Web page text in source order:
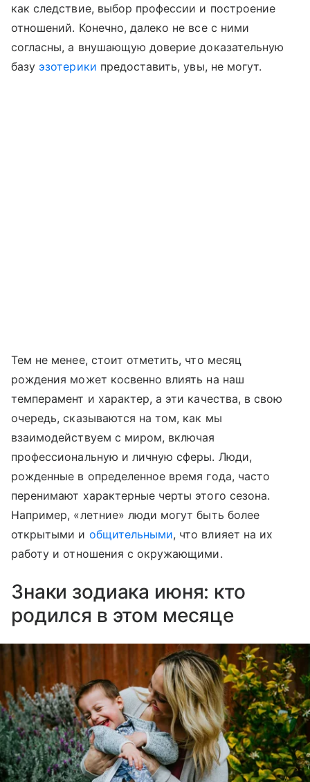
как следствие, выбор профессии и построение
отношений. Конечно, далеко не все с ними
согласны, а внушающую доверие доказательную
базу эзотерики предоставить, увы, не могут.
Тем не менее, стоит отметить, что месяц
рождения может косвенно влиять на наш
темперамент и характер, а эти качества, в свою
очередь, сказываются на том, как мы
взаимодействуем с миром, включая
профессиональную и личную сферы. Люди,
рожденные в определенное время года, часто
перенимают характерные черты этого сезона.
Например, «летние» люди могут быть более
открытыми и общительными, что влияет на их
работу и отношения с окружающими.
Знаки зодиака июня: кто
родился в этом месяце